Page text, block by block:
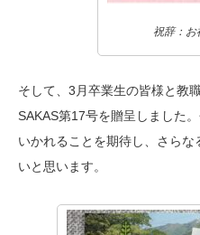
祝辞：お
そして、3月卒業生の皆様と教
SAKAS第17号を贈呈しました
いかれることを期待し、さら
いと思います。